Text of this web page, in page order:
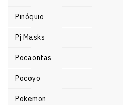
Pinóquio
Pj Masks
Pocaontas
Pocoyo
Pokemon